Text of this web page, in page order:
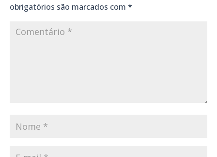
obrigatórios são marcados com *